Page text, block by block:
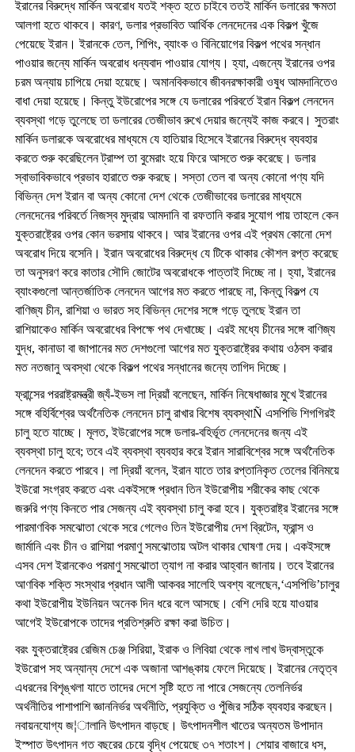
ইরানের বিরুদ্ধে মার্কিন অবরোধ যতই শক্ত হতে চাইবে ততই মার্কিন ডলারের ক্ষমতা
আলগা হতে থাকবে। কারণ, ডলার প্রভাবিত আর্থিক লেনদেনের এক বিকল্প খুঁজে
পেয়েছে ইরান। ইরানকে তেল, শিপিং, ব্যাংক ও বিনিয়োগের বিকল্প পথের সন্ধান
পাওয়ার জন্যে মার্কিন অবরোধ ধন্যবাদ পাওয়ার যোগ্য। হ্যা, এজন্যে ইরানের ওপর
চরম অন্যায় চাপিয়ে দেয়া হয়েছে। অমানবিকভাবে জীবনরক্ষাকারী ওষুধ আমদানিতেও
বাধা দেয়া হয়েছে। কিন্তু ইউরোপের সঙ্গে যে ডলারের পরিবর্তে ইরান বিকল্প লেনদেন
ব্যবস্থা গড়ে তুলেছে তা ডলারের তেজীভাব রুখে দেয়ার জন্যেই কাজ করবে। সুতরাং
মার্কিন ডলারকে অবরোধের মাধ্যমে যে হাতিয়ার হিসেবে ইরানের বিরুদ্ধে ব্যবহার
করতে শুরু করেছিলেন ট্রাম্প তা বুমেরাং হয়ে ফিরে আসতে শুরু করেছে। ডলার
স্বাভাবিকভাবে প্রভাব হারাতে শুরু করছে। সস্তা তেল বা অন্য কোনো পণ্য যদি
বিভিন্ন দেশ ইরান বা অন্য কোনো দেশ থেকে তেজীভাবের ডলারের মাধ্যমে
লেনদেনের পরিবর্তে নিজস্ব মুদ্রায় আমদানি বা রফতানি করার সুযোগ পায় তাহলে কেন
যুক্তরাষ্ট্রের ওপর কোন ভরসায় থাকবে। আর ইরানের ওপর এই প্রথম কোনো দেশ
অবরোধ দিয়ে বসেনি। ইরান অবরোধের বিরুদ্ধে যে টিকে থাকার কৌশল রপ্ত করেছে
তা অনুসরণ করে কাতার সৌদি জোটের অবরোধকে পাত্তাই দিচ্ছে না। হ্যা, ইরানের
ব্যাংকগুলো আন্তর্জাতিক লেনদেন আগের মত করতে পারছে না, কিন্তু বিকল্প যে
বাণিজ্য চীন, রাশিয়া ও ভারত সহ বিভিন্ন দেশের সঙ্গে গড়ে তুলছে ইরান তা
রাশিয়াকেও মার্কিন অবরোধের বিপক্ষে পথ দেখাচ্ছে। এরই মধ্যে চীনের সঙ্গে বাণিজ্য
যুদ্ধ, কানাডা বা জাপানের মত দেশগুলো আগের মত যুক্তরাষ্ট্রের কথায় ওঠবস করার
মত নতজানু অবস্থা থেকে বিকল্প পথের সন্ধানের জন্যে তাগিদ দিচ্ছে।
ফ্রান্সের পররাষ্ট্রমন্ত্রী জ্যঁ-ইভস লা দ্রিয়াঁ বলেছেন, মার্কিন নিষেধাজ্ঞার মুখে ইরানের
সঙ্গে বহির্বিশ্বের অর্থনৈতিক লেনদেন চালু রাখার বিশেষ ব্যবস্থাÑ এসপিভি শিগগিরই
চালু হতে যাচ্ছে। মূলত, ইউরোপের সঙ্গে ডলার-বহির্ভূত লেনদেনের জন্য এই
ব্যবস্থা চালু হবে; তবে এই ব্যবস্থা ব্যবহার করে ইরান সারাবিশ্বের সঙ্গে অর্থনৈতিক
লেনদেন করতে পারবে। লা দ্রিয়াঁ বলেন, ইরান যাতে তার রপ্তানিকৃত তেলের বিনিময়ে
ইউরো সংগ্রহ করতে এবং একইসঙ্গে প্রধান তিন ইউরোপীয় শরীকের কাছ থেকে
জরুরি পণ্য কিনতে পার সেজন্য এই ব্যবস্থা চালু করা হবে। যুক্তরাষ্ট্র ইরানের সঙ্গে
পারমাণবিক সমঝোতা থেকে সরে গেলেও তিন ইউরোপীয় দেশ ব্রিটেন, ফ্রান্স ও
জার্মানি এবং চীন ও রাশিয়া পরমাণু সমঝোতায় অটল থাকার ঘোষণা দেয়। একইসঙ্গে
এসব দেশ ইরানকেও পরমাণু সমঝোতা ত্যাগ না করার আহ্বান জানায়। তবে ইরানের
আণবিক শক্তি সংস্থার প্রধান আলী আকবর সালেহি অবশ্য বলেছেন,‘এসপিভি’চালুর
কথা ইউরোপীয় ইউনিয়ন অনেক দিন ধরে বলে আসছে। বেশি দেরি হয়ে যাওয়ার
আগেই ইউরোপকে তাদের প্রতিশ্রুতি রক্ষা করা উচিত।
বরং যুক্তরাষ্ট্রের রেজিম চেঞ্জ সিরিয়া, ইরাক ও লিবিয়া থেকে লাখ লাখ উদ্বাস্তুকে
ইউরোপ সহ অন্যান্য দেশে এক অজানা আশঙ্কায় ফেলে দিয়েছে। ইরানের নেতৃত্ব
এধরনের বিশৃঙ্খলা যাতে তাদের দেশে সৃষ্টি হতে না পারে সেজন্যে তেলনির্ভর
অর্থনীতির পাশাপাশি জ্ঞাননির্ভর অর্থনীতি, প্রযুক্তি ও পুঁজির সঠিক ব্যবহার করছেন।
নবায়নযোগ্য জ¦ালানি উৎপাদন বাড়ছে। উৎপাদনশীল খাতের অন্যতম উপাদান
ইস্পাত উৎপাদন গত বছরের চেয়ে বৃদ্ধি পেয়েছে ৩৭ শতাংশ। শেয়ার বাজারে ধস,